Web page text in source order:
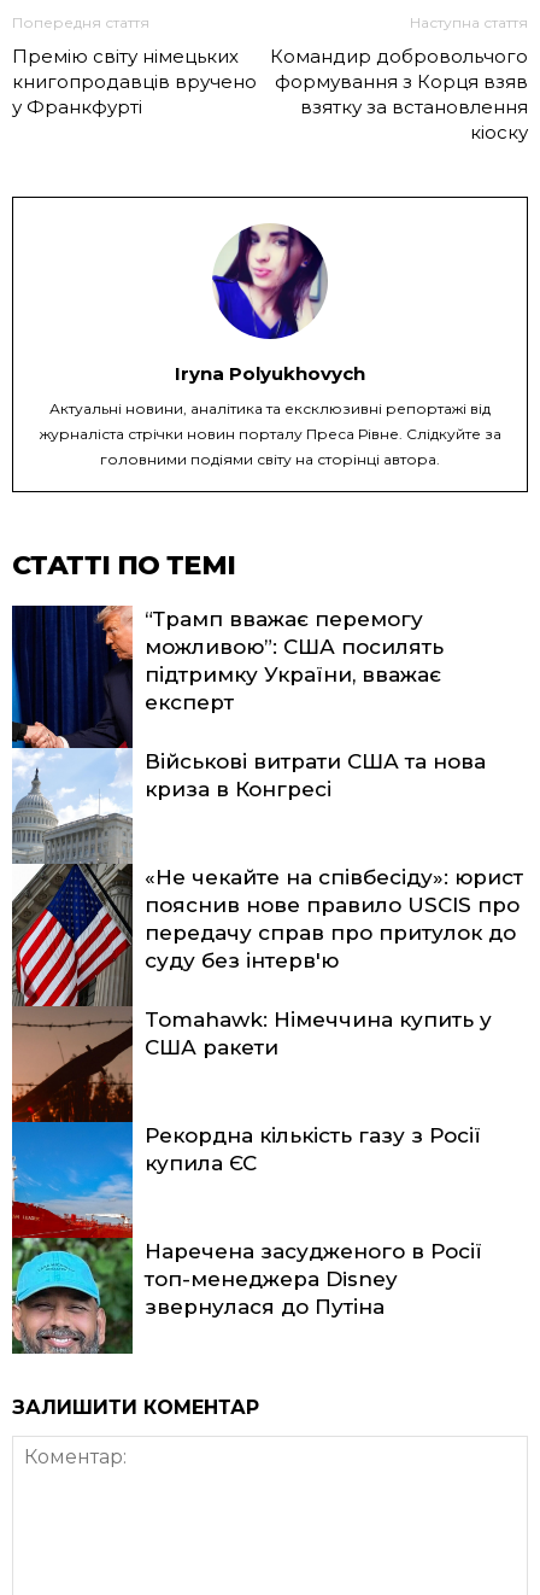
Попередня стаття
Премію світу німецьких
книгопродавців вручено
у Франкфурті
Наступна стаття
Командир добровольчого
формування з Корця взяв
взятку за встановлення
кіоску
Iryna Polyukhovych
Актуальні новини, аналітика та ексклюзивні репортажі від
журналіста стрічки новин порталу Преса Рівне. Слідкуйте за
головними подіями світу на сторінці автора.
СТАТТІ ПО ТЕМІ
“Трамп вважає перемогу
можливою”: США посилять
підтримку України, вважає
експерт
Військові витрати США та нова
криза в Конгресі
«Не чекайте на співбесіду»: юрист
пояснив нове правило USCIS про
передачу справ про притулок до
суду без інтерв'ю
Tomahawk: Німеччина купить у
США ракети
Рекордна кількість газу з Росії
купила ЄС
Наречена засудженого в Росії
топ-менеджера Disney
звернулася до Путіна
ЗАЛИШИТИ КОМЕНТАР